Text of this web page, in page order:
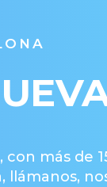
más de
llámanos,